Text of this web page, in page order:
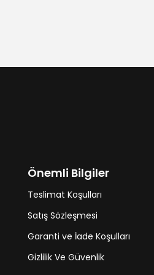
Önemli Bilgiler
Teslimat Koşulları
Satış Sözleşmesi
Garanti ve İade Koşulları
Gizlilik Ve Güvenlik